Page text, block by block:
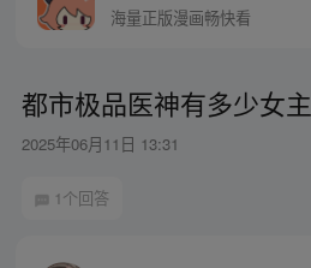
海量正版漫画畅快看
都市极品医神有多少女主
2025年06月11日 13:31
1个回答